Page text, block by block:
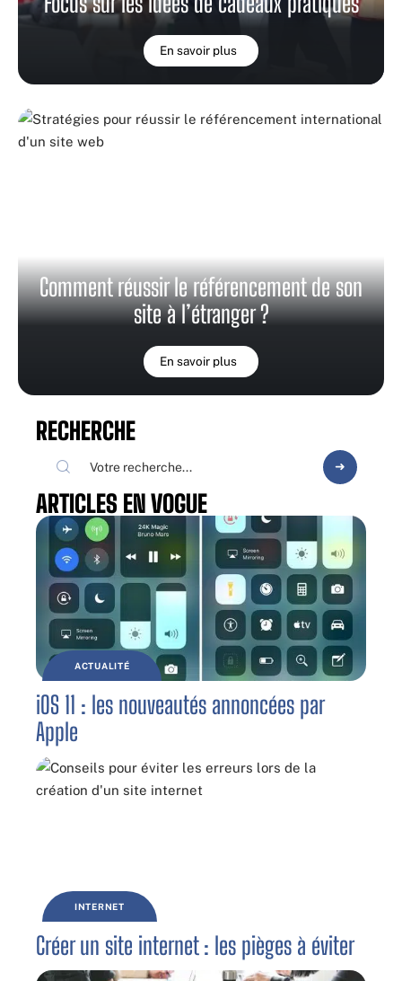
En savoir plus
Comment réussir le référencement de son
site à l’étranger ?
En savoir plus
RECHERCHE
ARTICLES EN VOGUE
ACTUALITÉ
iOS 11 : les nouveautés annoncées par
Apple
INTERNET
Créer un site internet : les pièges à éviter